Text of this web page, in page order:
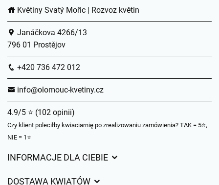
Květiny Svatý Mořic | Rozvoz květin
Janáčkova 4266/13
796 01 Prostějov
+420 736 472 012
info@olomouc-kvetiny.cz
4.9/5 ⭐ (102 opinii)
Czy klient poleciłby kwiaciarnię po zrealizowaniu zamówienia? TAK = 5⭐,
NIE = 1⭐
INFORMACJE DLA CIEBIE
DOSTAWA KWIATÓW